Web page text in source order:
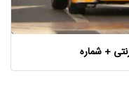
+ شماره